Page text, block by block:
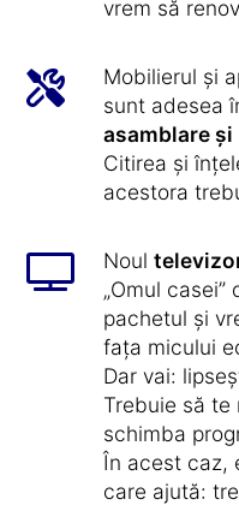
vrem să
Mobilierul și
sunt adesea
asamblare
Citirea și
acestora
Noul
„Omul
pachetul și
fața micului
Dar vai:
Trebuie să te
schimba
În acest caz,
care ajută: